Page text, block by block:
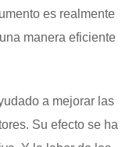
es realmente
manera eficiente
a mejorar las
Su efecto se ha